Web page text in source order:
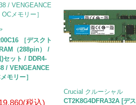
［デスクト
（288pin） /
セット / DDR4-
/ VENGEANCE
モリー］
税込)
Crucial クルーシャル
CT2K8G4DFRA32A [デ